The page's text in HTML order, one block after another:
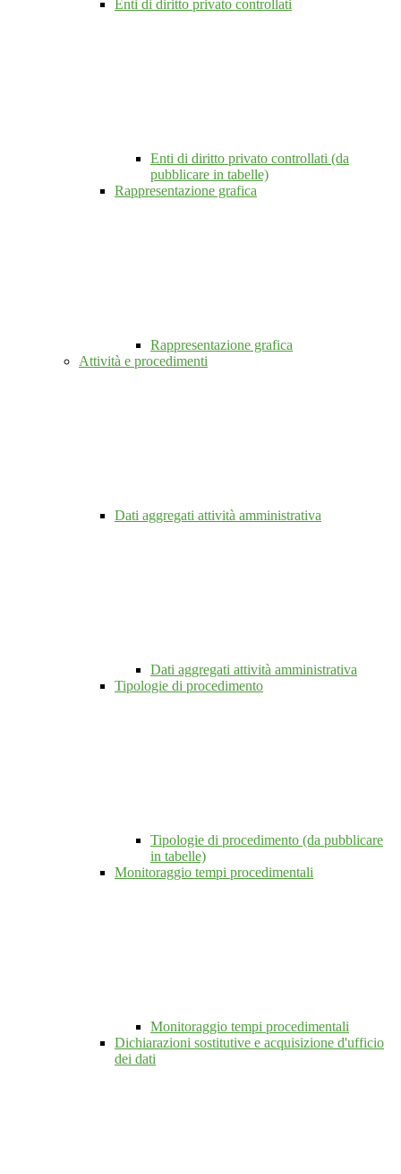
Enti di diritto privato controllati
Enti di diritto privato controllati (da
pubblicare in tabelle)
Rappresentazione grafica
Rappresentazione grafica
Attività e procedimenti
Dati aggregati attività amministrativa
Dati aggregati attività amministrativa
Tipologie di procedimento
Tipologie di procedimento (da pubblicare
in tabelle)
Monitoraggio tempi procedimentali
Monitoraggio tempi procedimentali
Dichiarazioni sostitutive e acquisizione d'ufficio
dei dati